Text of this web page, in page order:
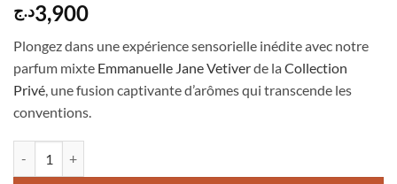
3,900د.ج
Plongez dans une expérience sensorielle inédite avec notre
parfum mixte Emmanuelle JaneVetiverde la Collection
Privé , une fusion captivante d’arômes qui transcende les
conventions.